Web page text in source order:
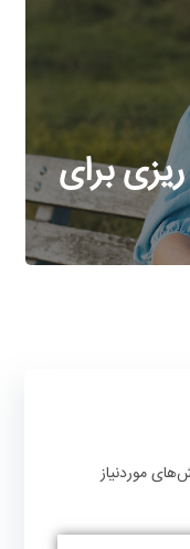
برای
موردنیاز